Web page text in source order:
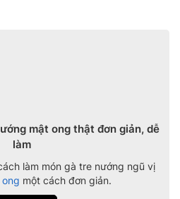
mật ong thật đơn giản, dễ
làm
làm món gà tre nướng ngũ vị
ong một cách đơn giản.